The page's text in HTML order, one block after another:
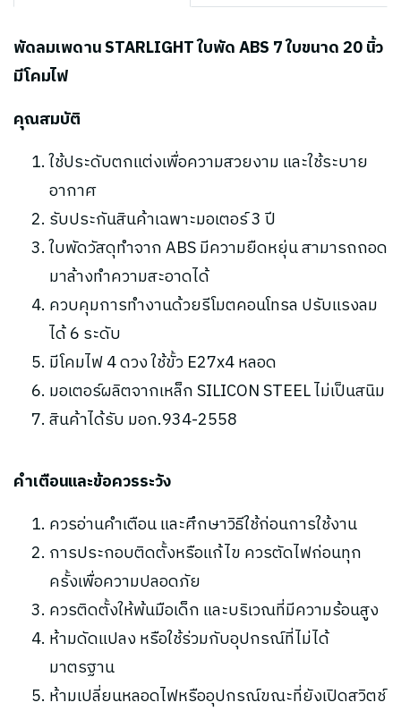
พัดลมเพดาน STARLIGHT ใบพัด ABS 7 ใบขนาด 20 นิ้ว
มีโคมไฟ
คุณสมบัติ
ใช้ประดับตกแต่งเพื่อความสวยงาม และใช้ระบาย
อากาศ
รับประกันสินค้าเฉพาะมอเตอร์ 3 ปี
ใบพัดวัสดุทำจาก ABS มีความยืดหยุ่น สามารถถอด
มาล้างทำความสะอาดได้
ควบคุมการทำงานด้วยรีโมตคอนโทรล ปรับแรงลม
ได้ 6 ระดับ
มีโคมไฟ 4 ดวง ใช้ขั้ว E27x4 หลอด
มอเตอร์ผลิตจากเหล็ก SILICON STEEL ไม่เป็นสนิม
สินค้าได้รับ มอก.934-2558
คำเตือนและข้อควรระวัง
ควรอ่านคำเตือน และศึกษาวิธีใช้ก่อนการใช้งาน
การประกอบติดตั้งหรือแก้ไข ควรตัดไฟก่อนทุก
ครั้งเพื่อความปลอดภัย
ควรติดตั้งให้พ้นมือเด็ก และบริเวณที่มีความร้อนสูง
ห้ามดัดแปลง หรือใช้ร่วมกับอุปกรณ์ที่ไม่ได้
มาตรฐาน
ห้ามเปลี่ยนหลอดไฟหรืออุปกรณ์ขณะที่ยังเปิดสวิตช์